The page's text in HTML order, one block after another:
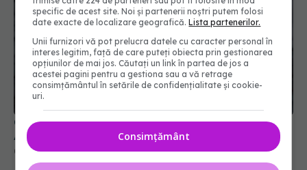
Colebil și Panzcebil, blocate temporar în farmacii.
ANMDMR explică de ce a luat măsura
06 aug 2026, 16:37
specific de acest site. Noi și partenerii noștri putem folosi
date exacte de localizare geografică.Lista partenerilor.
Unii furnizori vă pot prelucra datele cu caracter personal în
interes legitim, față de care puteți obiecta prin gestionarea
opțiunilor de mai jos. Căutați un link în partea de jos a
acestei pagini pentru a gestiona sau a vă retrage
consimțământul în setările de confidențialitate și cookie-
uri.
Consimțământ